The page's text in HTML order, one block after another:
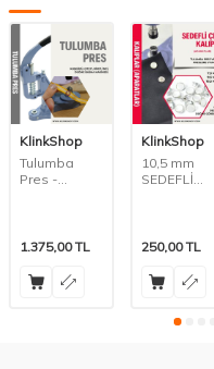
KlinkShop
Tulumba
Pres -
1.375,00TL
KlinkShop
10,5 mm
SEDEFLİ
APARATI
250,00TL